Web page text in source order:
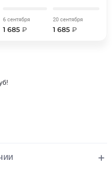
6 сентября
1 685 ₽
20 сентября
1 685 ₽